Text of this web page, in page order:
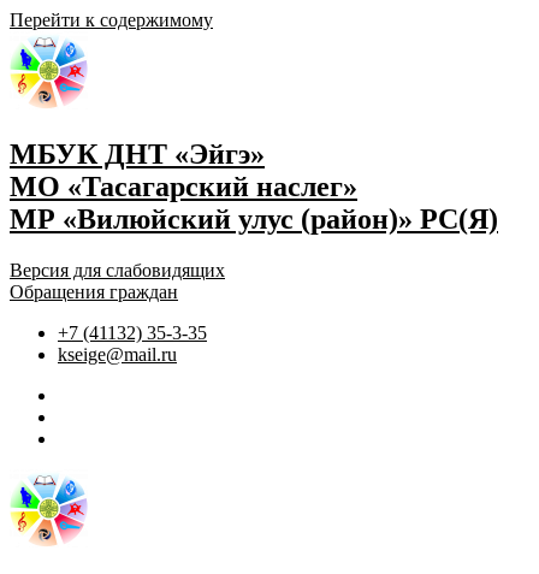
Перейти к содержимому
МБУК ДНТ «Эйгэ»
МО «Тасагарский наслег»
МР «Вилюйский улус (район)» РС(Я)
Версия для слабовидящих
Обращения граждан
+7 (41132) 35-3-35
kseige@mail.ru